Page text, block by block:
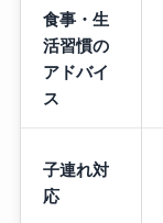
食事・生
活習慣の
アドバイ
ス
子連れ対
応